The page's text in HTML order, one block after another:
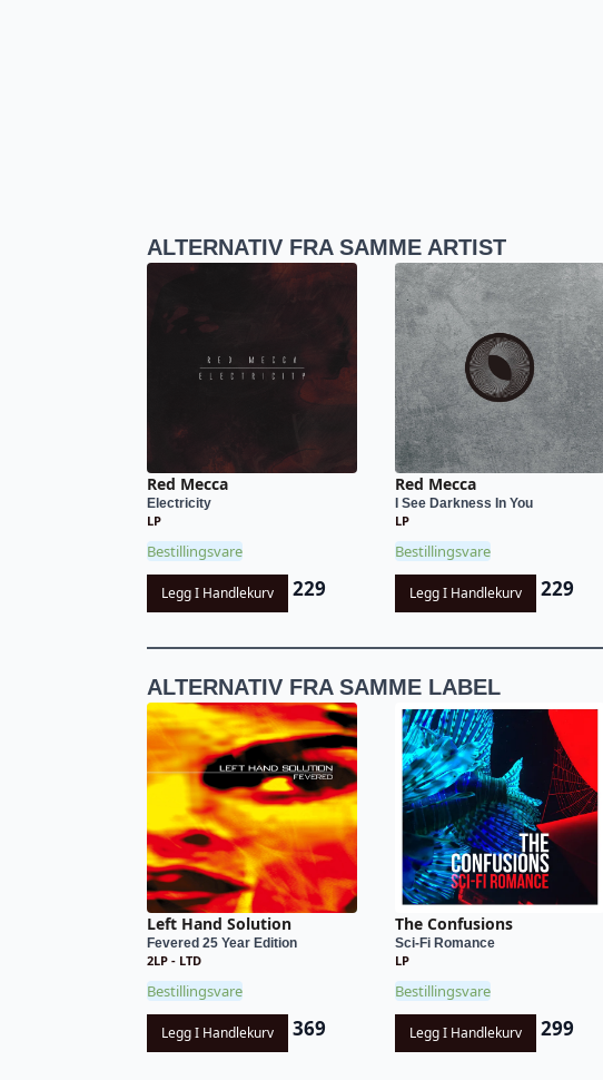
ALTERNATIV FRA SAMME ARTIST
Red Mecca
Electricity
LP
Bestillingsvare
Legg I Handlekurv 229
Red Mecca
I See Darkness In You
LP
Bestillingsvare
Legg I Handlekurv 229
ALTERNATIV FRA SAMME LABEL
Left Hand Solution
Fevered 25 Year Edition
2LP - LTD
Bestillingsvare
Legg I Handlekurv 369
The Confusions
Sci-Fi Romance
LP
Bestillingsvare
Legg I Handlekurv 299